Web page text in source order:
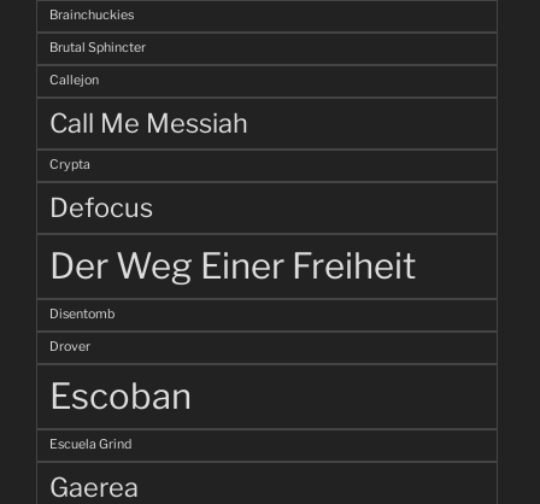
Brainchuckies
Brutal Sphincter
Callejon
Call Me Messiah
Crypta
Defocus
Der Weg Einer Freiheit
Disentomb
Drover
Escoban
Escuela Grind
Gaerea